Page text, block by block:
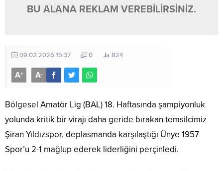
BU ALANA REKLAM VEREBİLİRSİNİZ.
09.02.2026 15:37 0 824
A+ A-
Bölgesel Amatör Lig (BAL) 18. Haftasında şampiyonluk
yolunda kritik bir virajı daha geride bırakan temsilcimiz
Şiran Yıldızspor, deplasmanda karşılaştığı Ünye 1957
Spor’u 2-1 mağlup ederek liderliğini perçinledi.